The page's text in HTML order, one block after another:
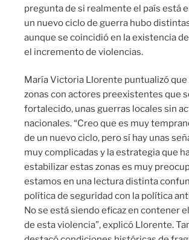
pregunta de si realmente el país está
un nuevo ciclo de guerra hubo
aunque se coincidió en la existencia
el incremento de violencias.
María Victoria Llorente puntualizó
zonas con actores preexistentes que
fortalecido, unas guerras locales sin
nacionales. “Creo que es muy
de un nuevo ciclo, pero sí hay unas
muy complicadas y la estrategia que
estabilizar estas zonas es muy
estamos en una lectura distinta
política de seguridad con la política
No se está siendo eficaz en contener
de esta violencia”, explicó Llorente.